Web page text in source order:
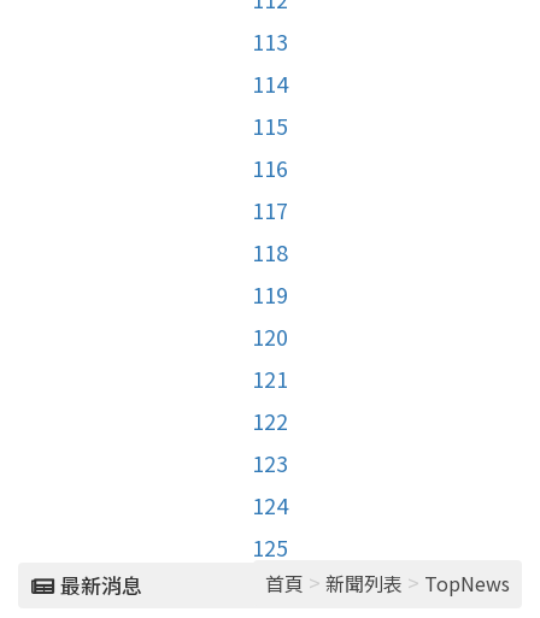
113
114
115
116
117
118
119
120
121
122
123
124
125
最新消息 首頁 > 新聞列表 > TopNews